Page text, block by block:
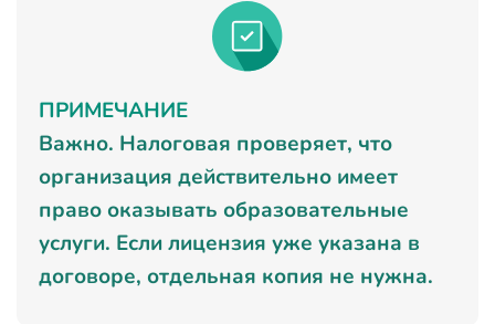
ПРИМЕЧАНИЕ
Важно. Налоговая проверяет, что
организация действительно имеет
право оказывать образовательные
услуги. Если лицензия уже указана в
договоре, отдельная копия не нужна.